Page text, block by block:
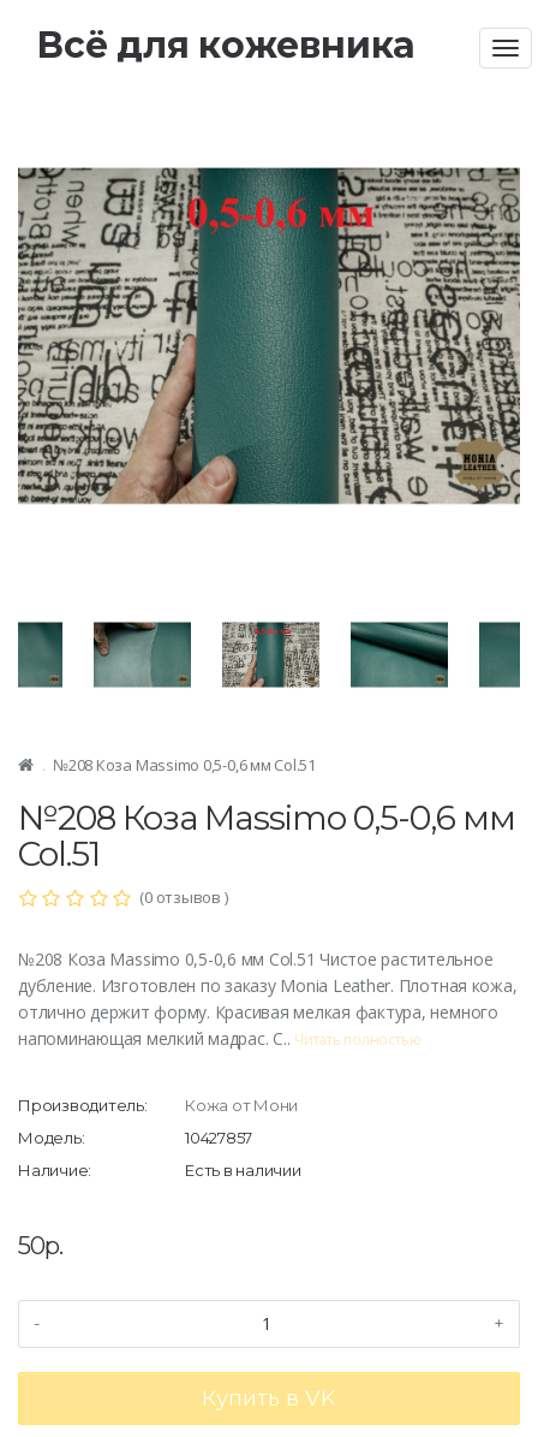
Всё для кожевника
№208 Коза Massimo 0,5-0,6 мм Col.51
№208 Коза Massimo 0,5-0,6 мм
Col.51
(0 отзывов )
№208 Коза Massimo 0,5-0,6 мм Col.51 Чистое растительное
дубление. Изготовлен по заказу Monia Leather. Плотная кожа,
отлично держит форму. Красивая мелкая фактура, немного
напоминающая мелкий мадрас. С.. Читать полностью
Производитель:
Кожа от Мони
Модель:
10427857
Наличие:
Есть в наличии
50р.
- +
Купить в VK